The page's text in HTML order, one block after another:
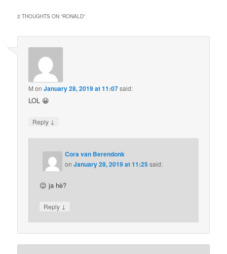
2 THOUGHTS ON “RONALD”
M onJanuary 28, 2019 at 11:07said:
LOL 😀
Reply ↓
Cora van Berendonk
onJanuary 28, 2019 at 11:25said:
😉 ja hè?
Reply ↓